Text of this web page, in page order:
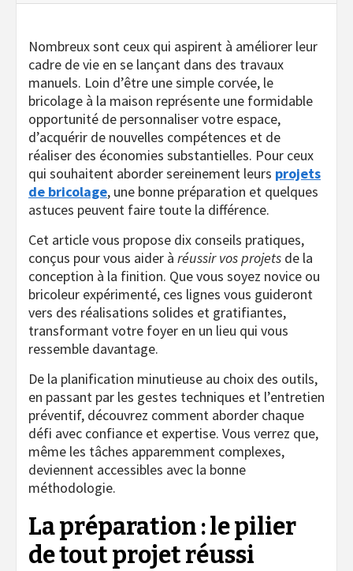
Nombreux sont ceux qui aspirent à améliorer leur
cadre de vie en se lançant dans des travaux
manuels. Loin d’être une simple corvée, le
bricolage à la maison représente une formidable
opportunité de personnaliser votre espace,
d’acquérir de nouvelles compétences et de
réaliser des économies substantielles. Pour ceux
qui souhaitent aborder sereinement leurs projets
de bricolage, une bonne préparation et quelques
astuces peuvent faire toute la différence.
Cet article vous propose dix conseils pratiques,
conçus pour vous aider à réussir vos projets de la
conception à la finition. Que vous soyez novice ou
bricoleur expérimenté, ces lignes vous guideront
vers des réalisations solides et gratifiantes,
transformant votre foyer en un lieu qui vous
ressemble davantage.
De la planification minutieuse au choix des outils,
en passant par les gestes techniques et l’entretien
préventif, découvrez comment aborder chaque
défi avec confiance et expertise. Vous verrez que,
même les tâches apparemment complexes,
deviennent accessibles avec la bonne
méthodologie.
La préparation : le pilier
de tout projet réussi